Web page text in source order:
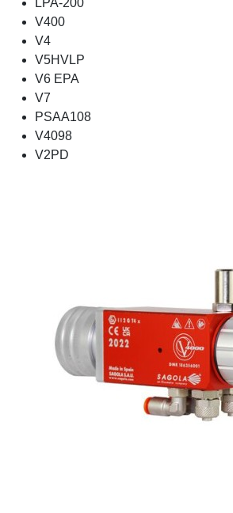
V400
V4
V5HVLP
V6 EPA
V7
PSAA108
V4098
V2PD